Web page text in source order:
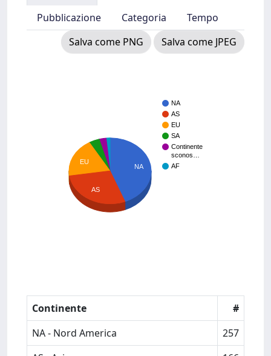
Pubblicazione
Categoria
Tempo
Salva come PNG
Salva come JPEG
NA
AS
EU
SA
Continente
sconos…
AF
NA
EU
AS
Continente
#
NA - Nord America
257